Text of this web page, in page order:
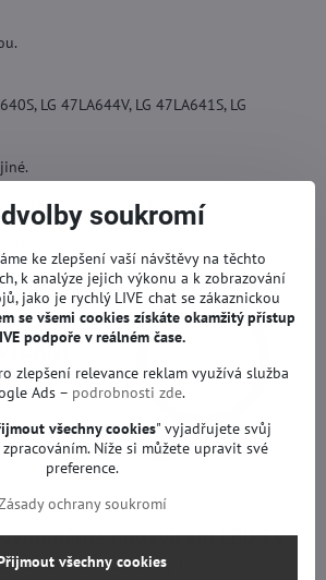
LG 47LA644V, LG 47LA641S, LG
PHILIPS 47PFL5038K/12 a jiné.
podsvícení LED TV
obrazovky)
soukromí
ke zlepšení vaší návštěvy na těchto
k analýze jejich výkonu a k zobrazování
jako je rychlý LIVE chat se zákaznickou
se všemi cookies získáte okamžitý přístup
podpoře v reálném čase.
zlepšení relevance reklam využívá služba
Ads – podrobnosti zde.
všechny cookies" vyjadřujete svůj
Níže si můžete upravit své
preference.
ochrany soukromí
všechny cookies